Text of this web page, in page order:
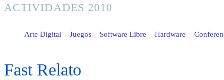
ACTIVIDADES 2010
Arte Digital Juegos Software Libre Hardware
Fast Relato